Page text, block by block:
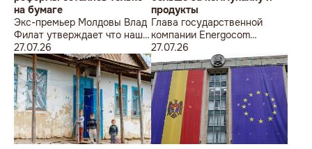
на бумаге
Экс-премьер Молдовы Влад
Филат утверждает что наша
страна остаётся в
аутсайдерах региона по
борьбе с коррупцией
27.07.26
продукты
Глава государственной
компании Energocom
Евгений Бузату на вопрос,
вырастут ли тарифы на
централизованное
отопление после повышения
цены на газ ответил
утвердительно
27.07.26